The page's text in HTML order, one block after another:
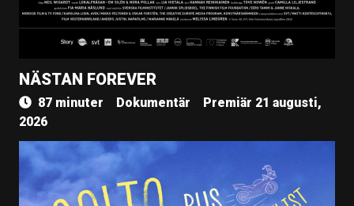
NÄSTAN FOREVER
87 minuter Dokumentär
Premiär 21 augusti,
2026